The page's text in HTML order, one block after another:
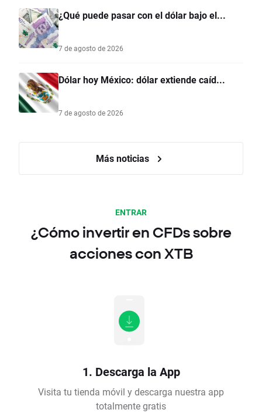
¿Qué puede pasar con el dólar bajo el...
7 de agosto de 2026
Dólar hoy México: dólar extiende caíd...
7 de agosto de 2026
Más noticias
ENTRAR
¿Cómo invertir en CFDs sobre
acciones con XTB
1. Descarga la App
Visita tu tienda móvil y descarga nuestra app
totalmente gratis